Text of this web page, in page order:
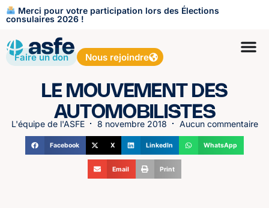
Merci pour votre participation lors des Élections
consulaires 2026 !
Faire un don Nous rejoindre
LE MOUVEMENT DES
AUTOMOBILISTES
L'équipe de l'ASFE 8 novembre 2018 Aucun commentaire
Facebook X LinkedIn WhatsApp
Email Print